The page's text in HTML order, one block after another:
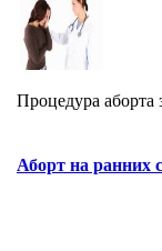
Процедура аборта
Аборт на ранних